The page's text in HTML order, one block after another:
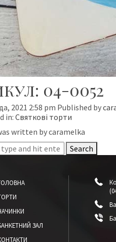
04-0052
2021 2:58 pm Published by
in: Святкові торти
written by caramelka
Search
ЗАЛ